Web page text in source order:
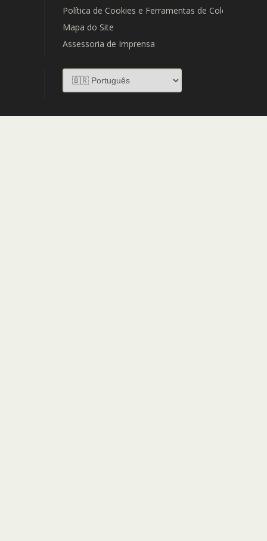
Política de Cookies e Ferramentas de Coleta de
Mapa do Site
Assessoria de Imprensa